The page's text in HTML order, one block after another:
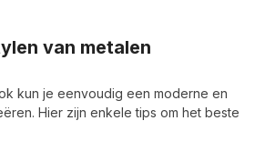
van metalen
kun je eenvoudig een moderne en
Hier zijn enkele tips om het beste